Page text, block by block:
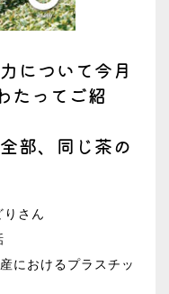
について今月
たってご紹
部、同じ茶の
りさん
におけるプラスチッ